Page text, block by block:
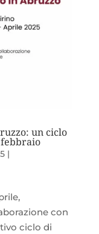
un ciclo
|
con
ciclo di